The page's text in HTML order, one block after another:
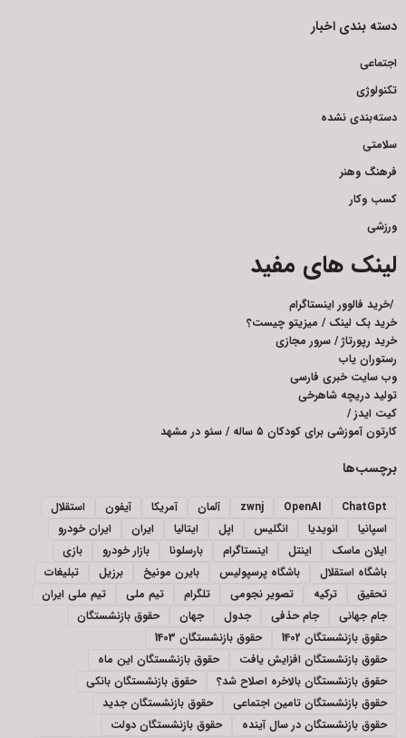
دسته بندی اخبار
اجتماعی
تکنولوژی
دسته‌بندی نشده
سلامتی
فرهنگ وهنر
کسب وکار
ورزشی
لینک های مفید
/خرید فالوور اینستاگرام
خرید بک لینک / میزیتو چیست؟
خرید رپورتاژ/ سرور مجازی
رستوران یاب
وب سایت خبری فارسی
تولید دریچه شاهرخی
کیت ایدز/
کارتون آموزشی برای کودکان ۵ ساله
/ سئو در مشهد
برچسب‌ها
ChatGpt
OpenAI
zwnj آلمان آمریکا آیفون
استقلال
اسپانیا
انویدیا انگلیس اپل ایتالیا ایران
ایران خودرو
ایلان ماسک
اینتل اینستاگرام بارسلونا بازار خودرو
بازی
باشگاه استقلال
باشگاه پرسپولیس بایرن مونیخ برزیل
تبلیغات
تحقیق
ترکیه تصویر نجومی تلگرام تیم ملی
تیم ملی ایران
جام جهانی
جام حذفی جدول جهان
حقوق بازنشستگان
حقوق بازنشستگان 1402
حقوق بازنشستگان 1403
حقوق بازنشستگان افزایش یافت
حقوق بازنشستگان این ماه
حقوق بازنشستگان بالاخره اصلاح شد؟
حقوق بازنشستگان بانکی
حقوق بازنشستگان تامین اجتماعی
حقوق بازنشستگان جدید
حقوق بازنشستگان در سال آینده
حقوق بازنشستگان دولت